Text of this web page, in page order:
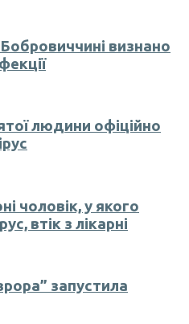
визнано
людини офіційно
чоловік, у якого
втік з лікарні
запустила